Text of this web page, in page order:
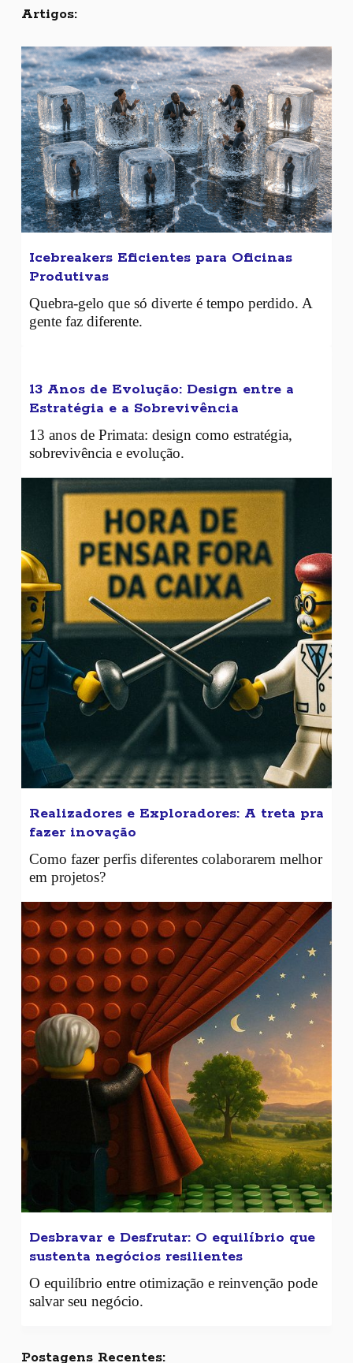
Artigos:
Icebreakers Eficientes para Oficinas
Produtivas
Quebra-gelo que só diverte é tempo perdido. A
gente faz diferente.
13 Anos de Evolução: Design entre a
Estratégia e a Sobrevivência
13 anos de Primata: design como estratégia,
sobrevivência e evolução.
Realizadores e Exploradores: A treta pra
fazer inovação
Como fazer perfis diferentes colaborarem melhor
em projetos?
Desbravar e Desfrutar: O equilíbrio que
sustenta negócios resilientes
O equilíbrio entre otimização e reinvenção pode
salvar seu negócio.
Postagens Recentes: